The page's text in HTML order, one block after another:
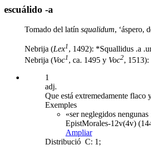
escuálido -a
Tomado del latín squalidum, ‘áspero,
Nebrija (Lex1 , 1492): *Squallidus .a
Nebrija (Voc1 , ca. 1495 y Voc2,
1
adj.
Que está extremedamente flaco
Exemples
«ser neglegidos
EpistMorales-12v(4v)
Ampliar
Distribució C: 1;